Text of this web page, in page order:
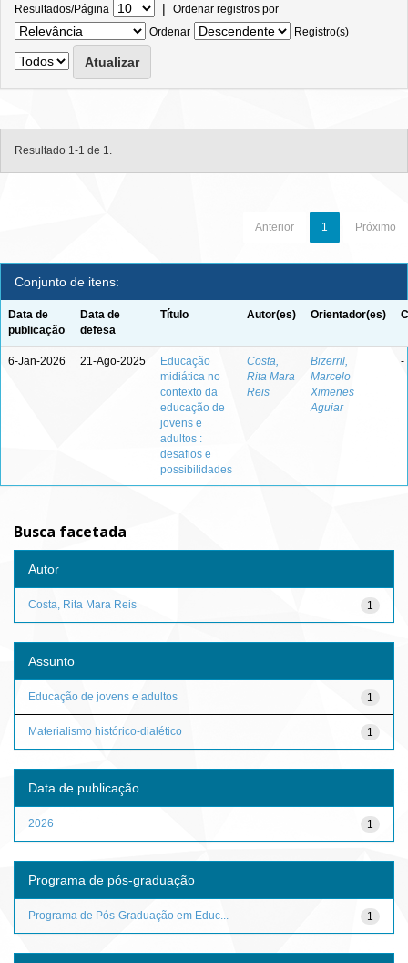
Resultados/Página | Ordenar registros por
Ordenar
Registro(s)
Resultado 1-1 de 1.
Anterior 1 Próximo
Conjunto de itens:
Data de
publicação
Data de
defesa
Título Autor(es) Orientador(es)
6-Jan-2026 21-Ago-2025
Educação
midiática no
contexto da
educação de
jovens e
adultos :
desafios e
possibilidades
Costa,
Rita Mara
Reis
Bizerril,
Marcelo
Ximenes
Aguiar
-
Busca facetada
Autor
1
Costa, Rita Mara Reis
Assunto
1
Educação de jovens e adultos
1
Materialismo histórico-dialético
Data de publicação
1
2026
Programa de pós-graduação
1
Programa de Pós-Graduação em Educ...